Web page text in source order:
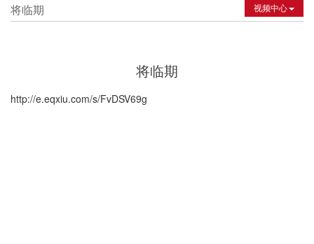
视频中心
将临期
将临期
http://e.eqxiu.com/s/FvDSV69g